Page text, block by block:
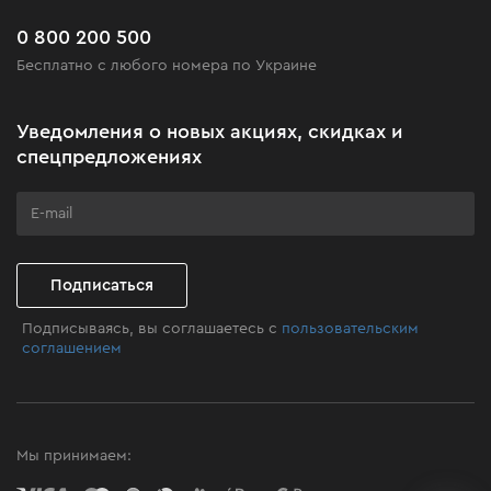
другие комплектующие
Черная пятница
Клуб мастерства
Часто задаваемые вопросы
0 800 200 500
Бесплатно с любого номера по Украине
Уведомления о новых акциях, скидках и
спецпредложениях
Подписаться
Подписываясь, вы соглашаетесь с пользовательским
соглашением
Мы принимаем: